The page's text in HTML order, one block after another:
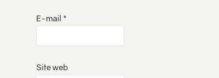
E-mail *
Site web